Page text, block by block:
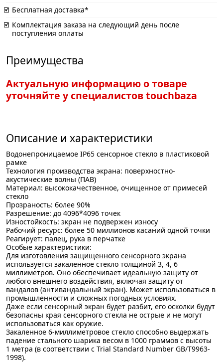
Бесплатная доставка*
Комплектация заказа на следующий день после
поступления оплаты
Преимущества
Актуальную информацию о товаре
уточняйте у специалистов touchbaza
Описание и характеристики
Водонепроницаемое IP65 сенсорное стекло в пластиковой
рамке
Технология производства экрана: поверхностно-
акустические волны (ПАВ)
Материал: высококачественное, очищенное от примесей
стекло
Прозраность: более 90%
Разрешение: до 4096*4096 точек
Изностойкость: экран не подвержен износу
Рабочий ресурс: более 50 миллионов касаний одной точки
Реагирует: палец, рука в перчатке
Особые характеристики:
Для изготовления защищенного сенсорного экрана
используется закаленное стекло толщиной 3, 4, 6
миллиметров. Оно обеспечивает идеальную защиту от
любого внешнего воздействия, включая защиту от
вандалов (антивандальный экран). Может использоваться в
промышленности и сложных погодных условиях.
Даже если сенсорный экран будет разбит, его осколки будут
безопасны края сенсорного стекла не острые и не могут
использоваться как оружие.
Закаленное 6-миллиметровое стекло способно выдержать
падение стального шарика весом в 1000 граммов с высоты
1 метра (в соответствии с Trial Standard Number GB/T9963-
1998).